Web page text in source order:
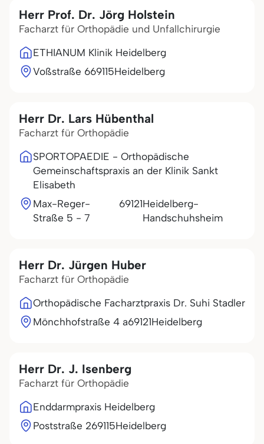
Herr Prof. Dr. Jörg Holstein
Facharzt für Orthopädie und Unfallchirurgie
ETHIANUM Klinik Heidelberg
Voßstraße 669115Heidelberg
Herr Dr. Lars Hübenthal
Facharzt für Orthopädie
SPORTOPAEDIE - Orthopädische
Gemeinschaftspraxis an der Klinik Sankt
Elisabeth
Max-Reger-
Straße 5 - 7
69121Heidelberg-
Handschuhsheim
Herr Dr. Jürgen Huber
Facharzt für Orthopädie
Orthopädische Facharztpraxis Dr. Suhi Stadler
Mönchhofstraße 4 a69121Heidelberg
Herr Dr. J. Isenberg
Facharzt für Orthopädie
Enddarmpraxis Heidelberg
Poststraße 269115Heidelberg